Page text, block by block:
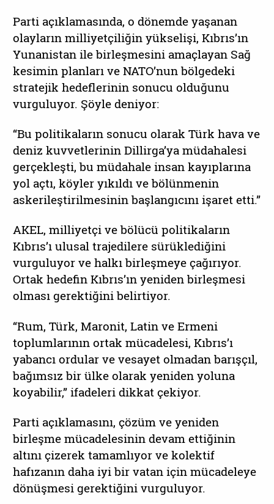
Parti açıklamasında, o dönemde yaşanan
olayların milliyetçiliğin yükselişi, Kıbrıs’ın
Yunanistan ile birleşmesini amaçlayan Sağ
kesimin planları ve NATO’nun bölgedeki
stratejik hedeflerinin sonucu olduğunu
vurguluyor. Şöyle deniyor:
“Bu politikaların sonucu olarak Türk hava ve
deniz kuvvetlerinin Dillirga’ya müdahalesi
gerçekleşti, bu müdahale insan kayıplarına
yol açtı, köyler yıkıldı ve bölünmenin
askerileştirilmesinin başlangıcını işaret etti.”
AKEL, milliyetçi ve bölücü politikaların
Kıbrıs’ı ulusal trajedilere sürüklediğini
vurguluyor ve halkı birleşmeye çağırıyor.
Ortak hedefin Kıbrıs’ın yeniden birleşmesi
olması gerektiğini belirtiyor.
“Rum, Türk, Maronit, Latin ve Ermeni
toplumlarının ortak mücadelesi, Kıbrıs’ı
yabancı ordular ve vesayet olmadan barışçıl,
bağımsız bir ülke olarak yeniden yoluna
koyabilir,” ifadeleri dikkat çekiyor.
Parti açıklamasını, çözüm ve yeniden
birleşme mücadelesinin devam ettiğinin
altını çizerek tamamlıyor ve kolektif
hafızanın daha iyi bir vatan için mücadeleye
dönüşmesi gerektiğini vurguluyor.